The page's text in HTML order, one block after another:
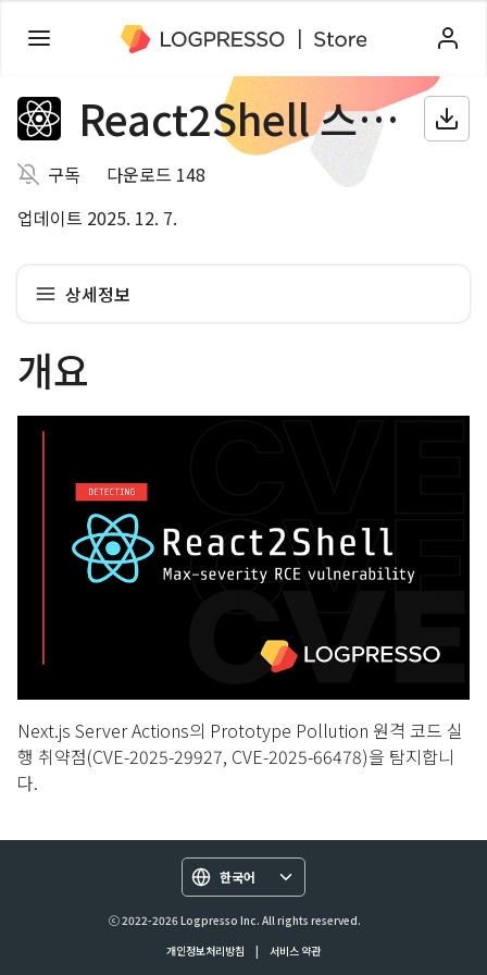
React2Shell 스캐너
구독
다운로드 148
업데이트 2025. 12. 7.
상세정보
개요
Next.js Server Actions의 Prototype Pollution 원격 코드 실
행 취약점(CVE-2025-29927, CVE-2025-66478)을 탐지합니
다.
한국어
ⓒ 2022-2026 Logpresso Inc. All rights reserved.
개인정보처리방침
| 서비스 약관